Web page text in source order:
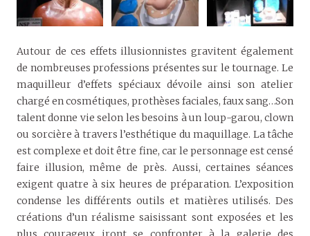
Autour de ces effets illusionnistes gravitent également
de nombreuses professions présentes sur le tournage. Le
maquilleur d’effets spéciaux dévoile ainsi son atelier
chargé en cosmétiques, prothèses faciales, faux sang…Son
talent donne vie selon les besoins à un loup-garou, clown
ou sorcière à travers l’esthétique du maquillage. La tâche
est complexe et doit être fine, car le personnage est censé
faire illusion, même de près. Aussi, certaines séances
exigent quatre à six heures de préparation. L’exposition
condense les différents outils et matières utilisés. Des
créations d’un réalisme saisissant sont exposées et les